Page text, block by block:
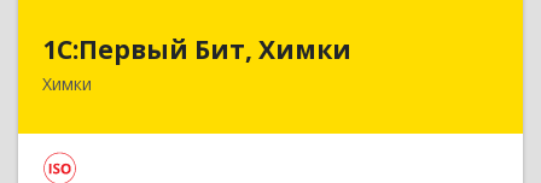
1С:Первый Бит, Химки
Химки141402, Московская обл, г.о. Химки, Химки г,